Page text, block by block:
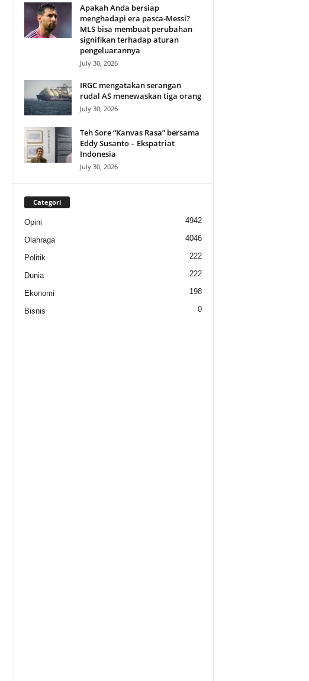
Apakah Anda bersiap
menghadapi era pasca-Messi?
MLS bisa membuat perubahan
signifikan terhadap aturan
pengeluarannya
July 30, 2026
IRGC mengatakan serangan
rudal AS menewaskan tiga orang
July 30, 2026
Teh Sore “Kanvas Rasa” bersama
Eddy Susanto – Ekspatriat
Indonesia
July 30, 2026
Categori
Opini 4942
Olahraga 4046
Politik 222
Dunia 222
Ekonomi 198
Bisnis 0